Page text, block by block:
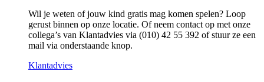
Wil je weten of jouw kind gratis mag komen spelen? Loop
gerust binnen op onze locatie. Of neem contact op met onze
collega’s van Klantadvies via (010) 42 55 392 of stuur ze een
mail via onderstaande knop.
Klantadvies